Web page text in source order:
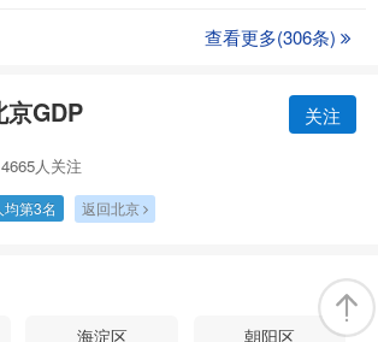
查看更多(306条)
京GDP 关注
4665人关注
均第3名 返回北京
海淀区 朝阳区